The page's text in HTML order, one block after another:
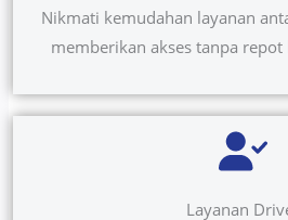
Nikmati kemudahan layanan
memberikan akses tanpa repot
Layanan